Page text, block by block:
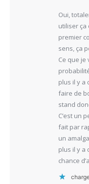
Oui,
utiliser ça
premier
sens, ça
Ce que je
plus il y a
faire de
stand
C’est un
fait par
un
plus il y a
chance